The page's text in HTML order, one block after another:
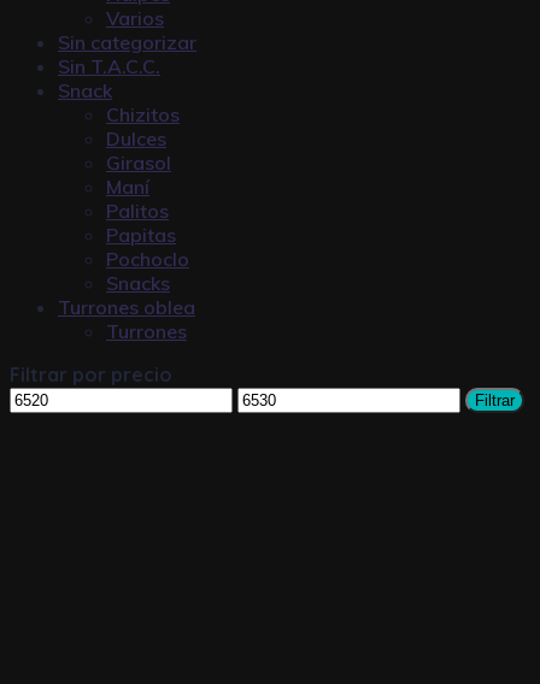
Varios
Sin categorizar
Sin T.A.C.C.
Snack
Chizitos
Dulces
Girasol
Maní
Palitos
Papitas
Pochoclo
Snacks
Turrones oblea
Turrones
Filtrar por precio
Filtrar